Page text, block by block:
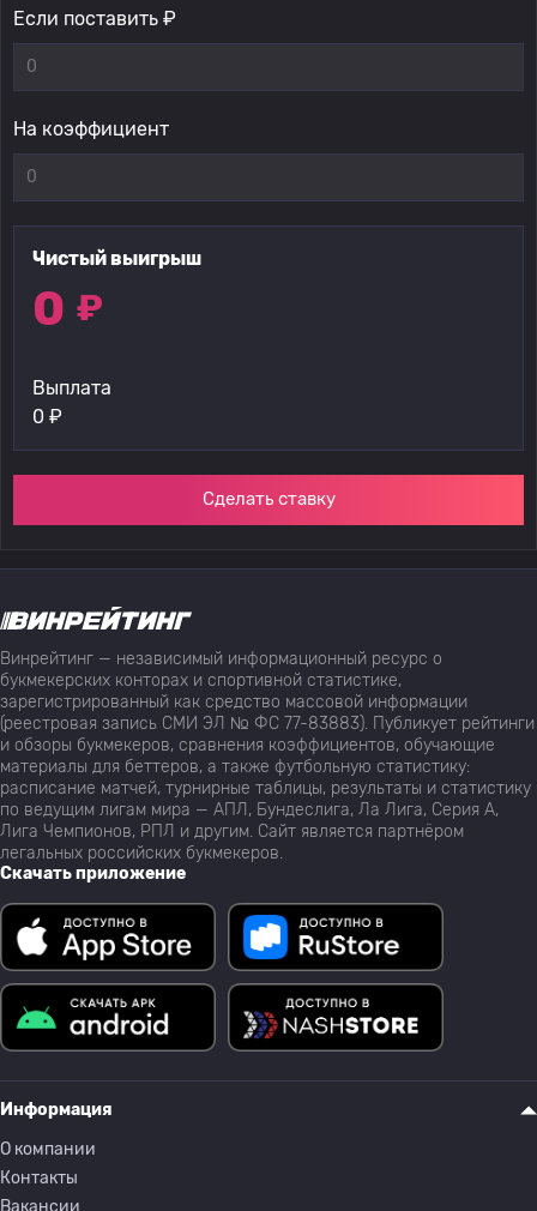
Если поставить ₽
На коэффициент
Чистый выигрыш
0 ₽
Выплата
0 ₽
Сделать ставку
Винрейтинг — независимый информационный ресурс о
букмекерских конторах и спортивной статистике,
зарегистрированный как средство массовой информации
(реестровая запись СМИ ЭЛ № ФС 77-83883). Публикует рейтинги
и обзоры букмекеров, сравнения коэффициентов, обучающие
материалы для беттеров, а также футбольную статистику:
расписание матчей, турнирные таблицы, результаты и статистику
по ведущим лигам мира — АПЛ, Бундеслига, Ла Лига, Серия А,
Лига Чемпионов, РПЛ и другим. Сайт является партнёром
легальных российских букмекеров.
Скачать приложение
Информация
О компании
Контакты
Вакансии